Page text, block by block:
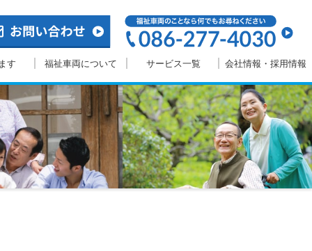
す 福祉車両について サービス一覧 会社情報・採用情報